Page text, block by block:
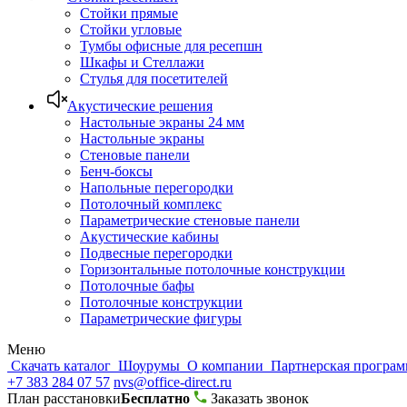
Стойки прямые
Стойки угловые
Тумбы офисные для ресепшн
Шкафы и Стеллажи
Стулья для посетителей
Акустические решения
Настольные экраны 24 мм
Настольные экраны
Стеновые панели
Бенч-боксы
Напольные перегородки
Потолочный комплекс
Параметрические стеновые панели
Акустические кабины
Подвесные перегородки
Горизонтальные потолочные конструкции
Потолочные бафы
Потолочные конструкции
Параметрические фигуры
Меню
Скачать каталог Шоурумы О компании Партнерская
+7 383 284 07 57 nvs@office-direct.ru
План расстановкиБесплатно
Заказать звонок